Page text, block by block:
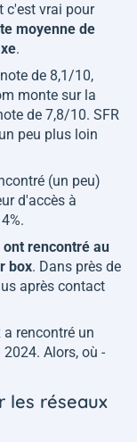
c'est vrai pour
moyenne de
.
de 8,1/10,
monte sur la
de 7,8/10. SFR
peu plus loin
(un peu)
d'accès à
ont rencontré au
box. Dans près de
après contact
a rencontré un
Alors, où -
les réseaux